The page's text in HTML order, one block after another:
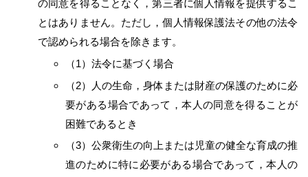
の同意を得ることなく，第三者に個人情報を提供するこ
とはありません。ただし，個人情報保護法その他の法令
で認められる場合を除きます。
（1）法令に基づく場合
（2）人の生命，身体または財産の保護のために必
要がある場合であって，本人の同意を得ることが
困難であるとき
（3）公衆衛生の向上または児童の健全な育成の推
進のために特に必要がある場合であって，本人の